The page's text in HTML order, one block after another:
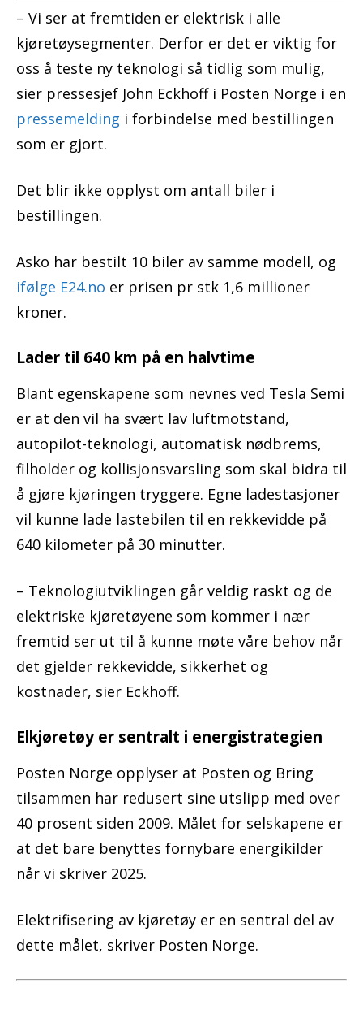
– Vi ser at fremtiden er elektrisk i alle
kjøretøysegmenter. Derfor er det er viktig for
oss å teste ny teknologi så tidlig som mulig,
sier pressesjef John Eckhoff i Posten Norge i en
pressemelding i forbindelse med bestillingen
som er gjort.
Det blir ikke opplyst om antall biler i
bestillingen.
Asko har bestilt 10 biler av samme modell, og
ifølge E24.no er prisen pr stk 1,6 millioner
kroner.
Lader til 640 km på en halvtime
Blant egenskapene som nevnes ved Tesla Semi
er at den vil ha svært lav luftmotstand,
autopilot-teknologi, automatisk nødbrems,
filholder og kollisjonsvarsling som skal bidra til
å gjøre kjøringen tryggere. Egne ladestasjoner
vil kunne lade lastebilen til en rekkevidde på
640 kilometer på 30 minutter.
– Teknologiutviklingen går veldig raskt og de
elektriske kjøretøyene som kommer i nær
fremtid ser ut til å kunne møte våre behov når
det gjelder rekkevidde, sikkerhet og
kostnader, sier Eckhoff.
Elkjøretøy er sentralt i energistrategien
Posten Norge opplyser at Posten og Bring
tilsammen har redusert sine utslipp med over
40 prosent siden 2009. Målet for selskapene er
at det bare benyttes fornybare energikilder
når vi skriver 2025.
Elektrifisering av kjøretøy er en sentral del av
dette målet, skriver Posten Norge.